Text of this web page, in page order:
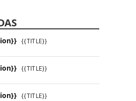
{{TITLE}}
{{TITLE}}
{{TITLE}}